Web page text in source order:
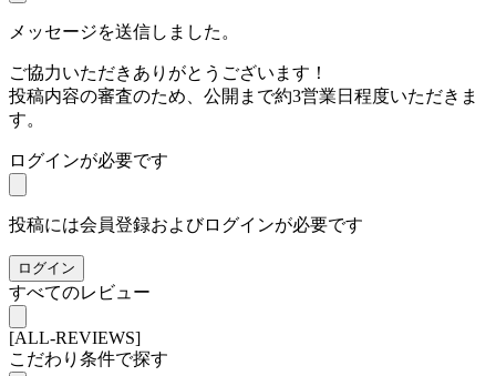
メッセージを送信しました。
ご協力いただきありがとうございます！
投稿内容の審査のため、公開まで約3営業日程度いただきま
す。
ログインが必要です
投稿には会員登録およびログインが必要です
ログイン
すべてのレビュー
[ALL-REVIEWS]
こだわり条件で探す